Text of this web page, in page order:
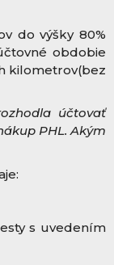
do výšky 80%
obdobie
kilometrov(bez
účtovať
PHL. Akým
s uvedením